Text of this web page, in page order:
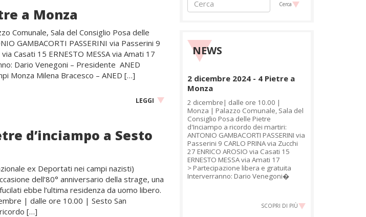
a Monza
Comunale, Sala del Consiglio Posa delle
GAMBACORTI PASSERINI via Passerini 9
Casati 15 ERNESTO MESSA via Amati 17
Dario Venegoni – Presidente ANED
Monza Milena Bracesco – ANED […]
LEGGI
d’inciampo a Sesto
ex Deportati nei campi nazisti)
dell’80° anniversario della strage, una
ebbe l’ultima residenza da uomo libero.
| dalle ore 10.00 | Sesto San
[…]
Cerca
NEWS
2 dicembre 2024 - 4 Pietre a
Monza
2 dicembre| dalle ore 10.00 |
Monza | Palazzo Comunale, Sala del
Consiglio Posa delle Pietre
d'Inciampo a ricordo dei martiri:
ANTONIO GAMBACORTI PASSERINI via
Passerini 9 CARLO PRINA via Zucchi
27 ENRICO AROSIO via Casati 15
ERNESTO MESSA via Amati 17
> Partecipazione libera e gratuita
Interverranno: Dario Venegoni�
SCOPRI DI PIÙ